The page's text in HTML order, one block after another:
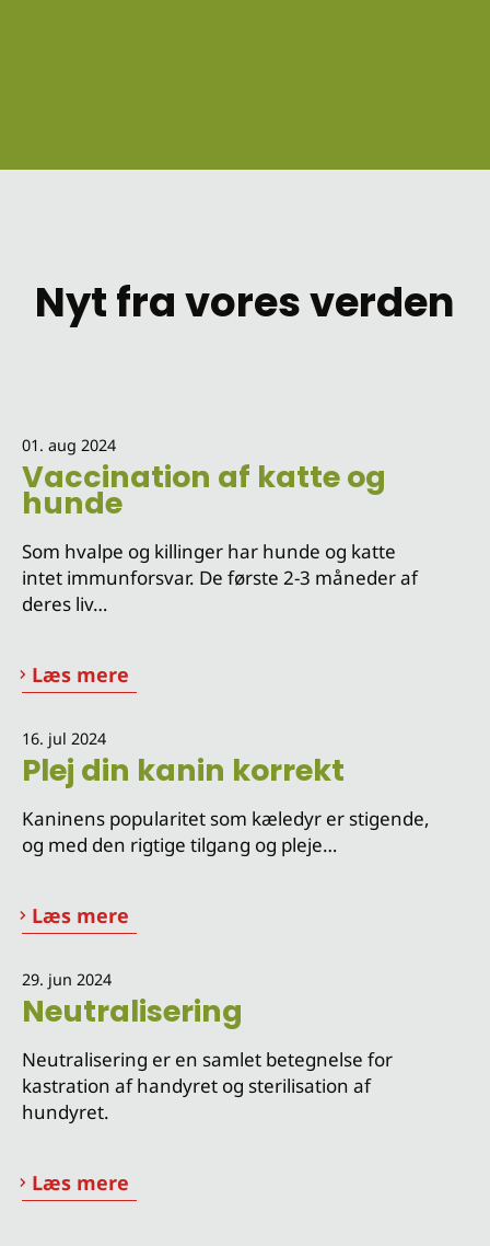
Nyt fra vores verden
01. aug 2024
Vaccination af katte og
hunde
Som hvalpe og killinger har hunde og katte
intet immunforsvar. De første 2-3 måneder af
deres liv…
Læs mere
16. jul 2024
Plej din kanin korrekt
Kaninens popularitet som kæledyr er stigende,
og med den rigtige tilgang og pleje…
Læs mere
29. jun 2024
Neutralisering
Neutralisering er en samlet betegnelse for
kastration af handyret og sterilisation af
hundyret.
Læs mere